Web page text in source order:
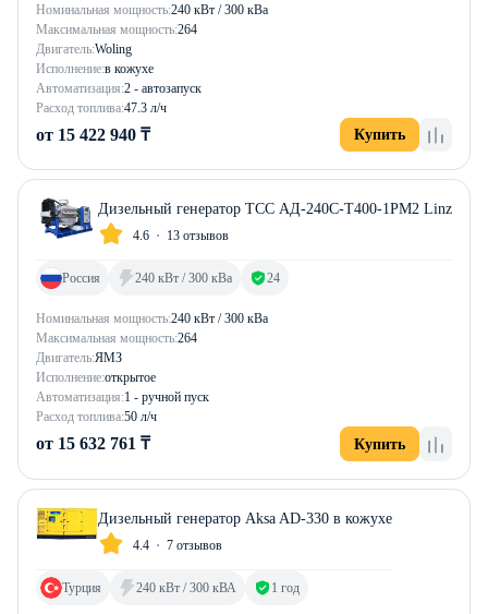
Номинальная мощность:240 кВт / 300 кВа
Максимальная мощность:264
Двигатель:Woling
Исполнение:в кожухе
Автоматизация:2 - автозапуск
Расход топлива:47.3 л/ч
от 15 422 940 ₸ Купить
Дизельный генератор ТСС АД-240С-Т400-1РМ2 Linz
4.6 13 отзывов
Номинальная мощность:240 кВт / 300 кВа
Максимальная мощность:264
Двигатель:ЯМЗ
Исполнение:открытое
Автоматизация:1 - ручной пуск
Расход топлива:50 л/ч
Россия 240 кВт / 300 кВа 24
от 15 632 761 ₸ Купить
Дизельный генератор Aksa AD-330 в кожухе
4.4 7 отзывов
Турция 240 кВт / 300 кВА 1 год